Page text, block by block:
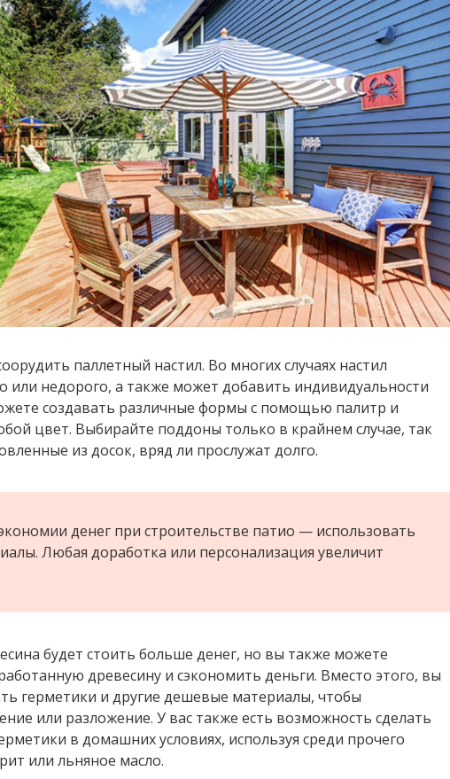
паллетный настил. Во многих случаях настил
или недорого, а также может добавить индивидуальности
создавать различные формы с помощью палитр и
цвет. Выбирайте поддоны только в крайнем случае, так
из досок, вряд ли прослужат долго.
денег при строительстве патио — использовать
Любая доработка или персонализация увеличит
будет стоить больше денег, но вы также можете
древесину и сэкономить деньги. Вместо этого, вы
герметики и другие дешевые материалы, чтобы
или разложение. У вас также есть возможность сделать
в домашних условиях, используя среди прочего
или льняное масло.